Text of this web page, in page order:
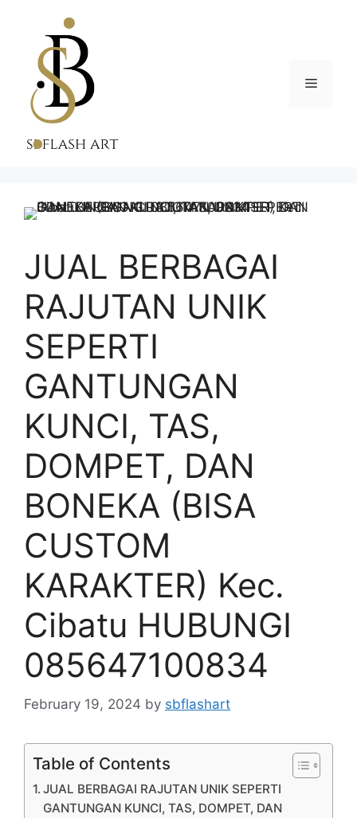
content
Menu
JUAL BERBAGAI
RAJUTAN UNIK
SEPERTI
GANTUNGAN
KUNCI, TAS,
DOMPET, DAN
BONEKA (BISA
CUSTOM
KARAKTER) Kec.
Cibatu HUBUNGI
085647100834
February 19, 2024 by sbflashart
Table of Contents
JUAL BERBAGAI RAJUTAN UNIK SEPERTI
GANTUNGAN KUNCI, TAS, DOMPET, DAN